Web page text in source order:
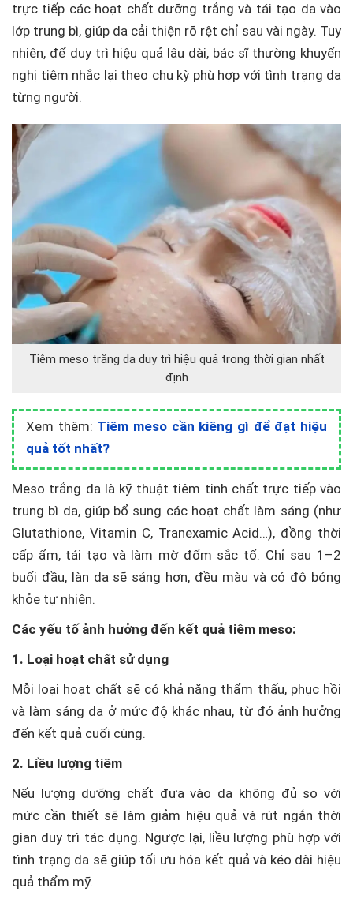
trực tiếp các hoạt chất dưỡng trắng và tái tạo da vào
lớp trung bì, giúp da cải thiện rõ rệt chỉ sau vài ngày. Tuy
nhiên, để duy trì hiệu quả lâu dài, bác sĩ thường khuyến
nghị tiêm nhắc lại theo chu kỳ phù hợp với tình trạng da
từng người.
Tiêm meso trắng da duy trì hiệu quả trong thời gian nhất
định
Xem thêm: Tiêm meso cần kiêng gì để đạt hiệu
quả tốt nhất?
Meso trắng da là kỹ thuật tiêm tinh chất trực tiếp vào
trung bì da, giúp bổ sung các hoạt chất làm sáng (như
Glutathione, Vitamin C, Tranexamic Acid…), đồng thời
cấp ẩm, tái tạo và làm mờ đốm sắc tố. Chỉ sau 1–2
buổi đầu, làn da sẽ sáng hơn, đều màu và có độ bóng
khỏe tự nhiên.
Các yếu tố ảnh hưởng đến kết quả tiêm meso:
1. Loại hoạt chất sử dụng
Mỗi loại hoạt chất sẽ có khả năng thẩm thấu, phục hồi
và làm sáng da ở mức độ khác nhau, từ đó ảnh hưởng
đến kết quả cuối cùng.
2. Liều lượng tiêm
Nếu lượng dưỡng chất đưa vào da không đủ so với
mức cần thiết sẽ làm giảm hiệu quả và rút ngắn thời
gian duy trì tác dụng. Ngược lại, liều lượng phù hợp với
tình trạng da sẽ giúp tối ưu hóa kết quả và kéo dài hiệu
quả thẩm mỹ.